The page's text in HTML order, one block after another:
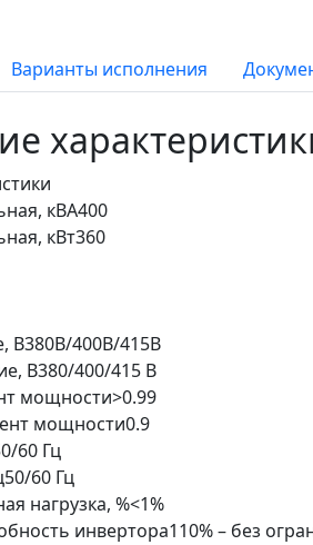
Варианты исполнения
кВА400
кВт360
В380В/400В/415В
В380/400/415 В
мощности>0.99
мощности0.9
60 Гц
50/60 Гц
нагрузка, %<1%
инвертора110% – без